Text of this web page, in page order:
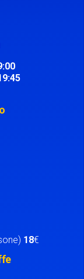
18€